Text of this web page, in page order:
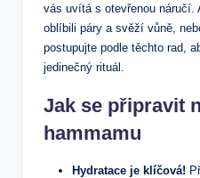
vás‍ uvítá s otevřenou
oblíbili páry a svěží vůně,
⁢postupujte podle‍ těchto ‍rad,
jedinečný rituál.
Jak se⁢ připravit
hammamu
Hydratace je‌ klíčová!